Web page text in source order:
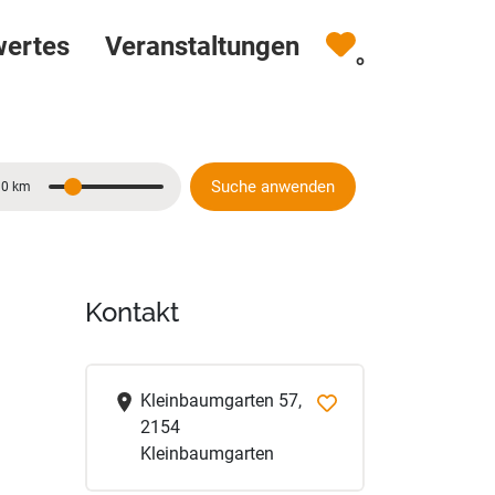
Veranstaltungen 0
km Suche anwenden
Kontakt
Kleinbaumgarten 57,
2154
Kleinbaumgarten